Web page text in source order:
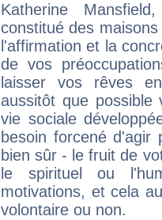
Katherine
constitué des
l'affirmation et la
de vos
laisser vos rêves
aussitôt que
vie sociale
besoin forcené
bien sûr - le fruit de
le spirituel ou
motivations, et cela
volontaire ou non.